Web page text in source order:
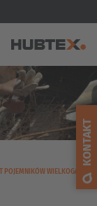
POJEMNIKÓW
KONTAKT